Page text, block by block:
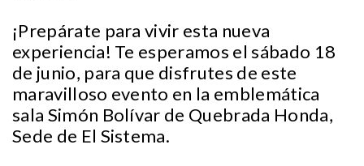
¡Prepárate para vivir esta nueva
experiencia! Te esperamos el sábado 18
de junio, para que disfrutes de este
maravilloso evento en la emblemática
sala Simón Bolívar de Quebrada Honda,
Sede de El Sistema.